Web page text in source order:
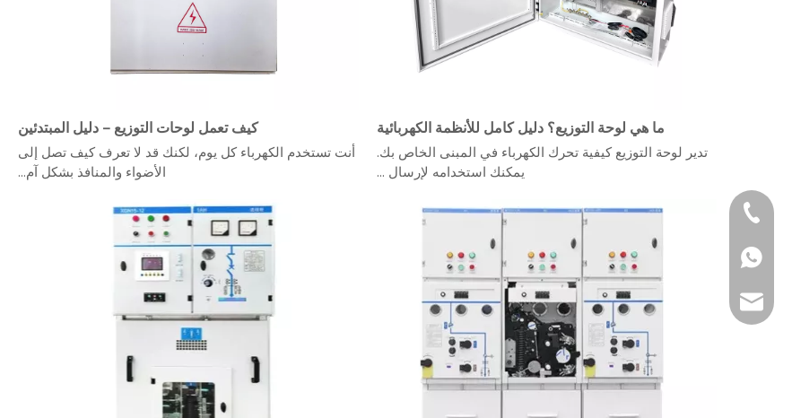
كيف تعمل لوحات التوزيع – دليل المبتدئين
أنت تستخدم الكهرباء كل يوم، لكنك قد لا تعرف كيف تصل إلى
الأضواء والمنافذ بشكل آم...
ما هي لوحة التوزيع؟ دليل كامل للأنظمة الكهربائية
تدير لوحة التوزيع كيفية تحرك الكهرباء في المبنى الخاص بك.
يمكنك استخدامه لإرسال ...
+86
+86